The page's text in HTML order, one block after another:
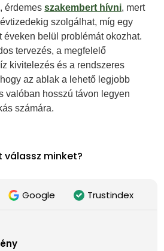
érdemesszakembert hívni, mert
szolgálhat, míg egy
éveken belül problémát okozhat.
tervezés, a megfelelő
kivitelezés és a rendszeres
az ablak a lehető legjobb
valóban hosszú távon legyen
számára.
válassz minket?
Google Trustindex